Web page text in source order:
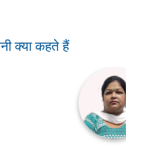
क्या कहते हैं